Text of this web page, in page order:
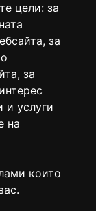
цели: за
, за
, за
и услуги
на
които
.
в националния